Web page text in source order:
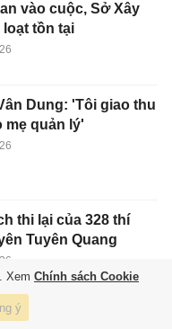
vào cuộc, Sở Xây
tồn tại
Dung: 'Tôi giao thu
mẹ quản lý'
thi lại của 328 thí
Tuyên Quang
Xem Chính sách Cookie
ý